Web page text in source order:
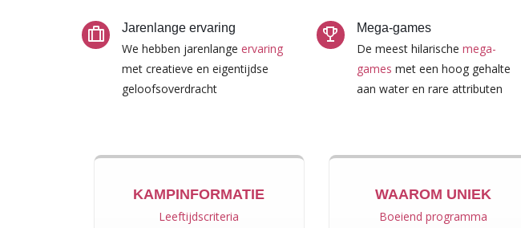
trip Jarenlange ervaring
We hebben jarenlange ervaring
met creatieve en eigentijdse
geloofsoverdracht
trophy Mega-games
De meest hilarische mega-
games met een hoog gehalte
aan water en rare attributen
KAMPINFORMATIE
Leeftijdscriteria
WAAROM UNIEK
Boeiend programma